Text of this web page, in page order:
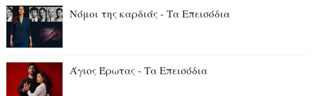
Νόμοι της καρδιάς - Τα Επεισόδια
Άγιος Έρωτας - Τα Επεισόδια